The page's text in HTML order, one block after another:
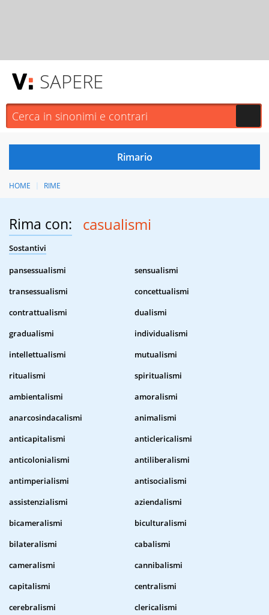
SAPERE
HOME RIME
Rima con: casualismi
Sostantivi
pansessualismi
sensualismi
transessualismi
concettualismi
contrattualismi
dualismi
gradualismi
individualismi
intellettualismi
mutualismi
ritualismi
spiritualismi
ambientalismi
amoralismi
anarcosindacalismi
animalismi
anticapitalismi
anticlericalismi
anticolonialismi
antiliberalismi
antimperialismi
antisocialismi
assistenzialismi
aziendalismi
bicameralismi
biculturalismi
bilateralismi
cabalismi
cameralismi
cannibalismi
capitalismi
centralismi
cerebralismi
clericalismi